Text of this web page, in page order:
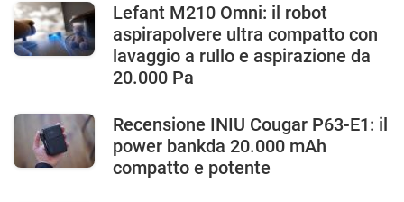
Lefant M210 Omni: il robot
aspirapolvere ultra compatto con
lavaggio a rullo e aspirazione da
20.000 Pa
Recensione INIU Cougar P63-E1: il
power bankda 20.000 mAh
compatto e potente